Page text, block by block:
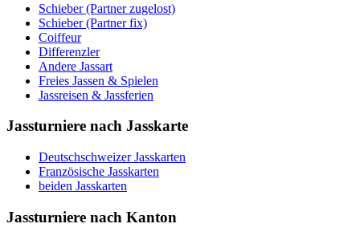
Schieber (Partner zugelost)
Schieber (Partner fix)
Coiffeur
Differenzler
Andere Jassart
Freies Jassen & Spielen
Jassreisen & Jassferien
Jassturniere nach Jasskarte
Deutschschweizer Jasskarten
Französische Jasskarten
beiden Jasskarten
Jassturniere nach Kanton